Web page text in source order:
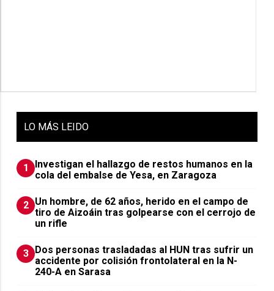
LO MÁS LEIDO
1
Investigan el hallazgo de restos humanos en la
cola del embalse de Yesa, en Zaragoza
2 Un hombre, de 62 años, herido en el campo de
tiro de Aizoáin tras golpearse con el cerrojo de
un rifle
3 ​Dos personas trasladadas al HUN tras sufrir un
accidente por colisión frontolateral en la N-
240-A en Sarasa